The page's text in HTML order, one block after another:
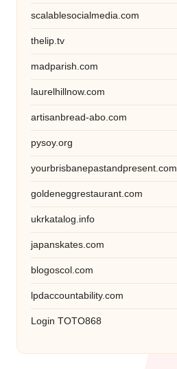
scalablesocialmedia.com
thelip.tv
madparish.com
laurelhillnow.com
artisanbread-abo.com
pysoy.org
yourbrisbanepastandpresent.com
goldeneggrestaurant.com
ukrkatalog.info
japanskates.com
blogoscol.com
lpdaccountability.com
Login TOTO868